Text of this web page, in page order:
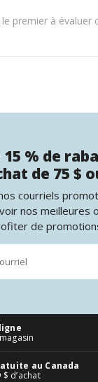
le premier à évaluer
% de
de 75 $
courriels
nos meilleures
de
au Canada
d’achat